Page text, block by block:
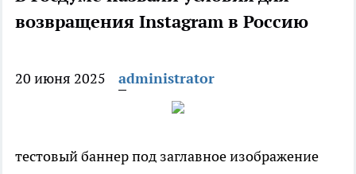
возвращения Instagram в Россию
20 июня 2025 administrator
тестовый баннер под заглавное изображение